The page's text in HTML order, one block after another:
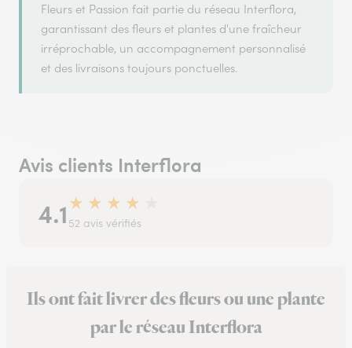
Fleurs et Passion fait partie du réseau Interflora,
garantissant des fleurs et plantes d'une fraîcheur
irréprochable, un accompagnement personnalisé
et des livraisons toujours ponctuelles.
Avis clients Interflora
4.1★ ★ ★ ★
52 avis vérifiés
Ils ont fait livrer des fleurs ou une plante
par le réseau Interflora